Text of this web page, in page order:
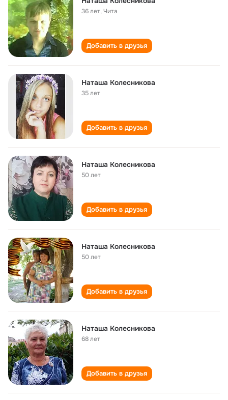
36 лет,Чита
Добавить в друзья
Наташа Колесникова
35 лет
Добавить в друзья
Наташа Колесникова
50 лет
Добавить в друзья
Наташа Колесникова
50 лет
Добавить в друзья
Наташа Колесникова
68 лет
Добавить в друзья